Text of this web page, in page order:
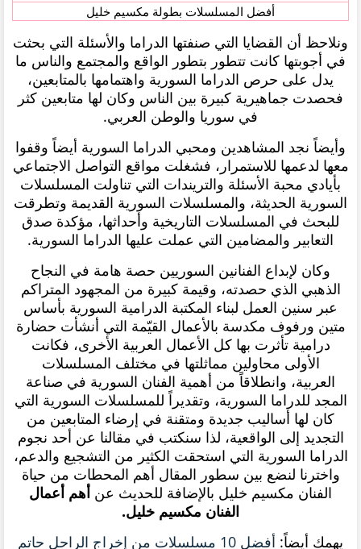
أفضل المسلسلات بطولة مكسيم خليل
ونلاحظ أن القضايا التي صنفتها الدراما والأسئلة التي بحثت
في أجوبتها كانت تتطور بتطور الواقع والمجتمع والناس ما
يدل على حرص الدراما السورية واهتمامها بالمتابعين،
فحصدت جماهيرية كبيرة بين الناس وكان لها متابعين كثر
في سوريا والوطن العربي.
وأيضاً نجد المشاهدين ومحبي الدراما السورية أيضاً وقفوا
معها لدعمها للاستمرار، فشغلت مواقع التواصل الاجتماعي
بأيادي محبة الأسئلة والتريندات التي تناولت المسلسلات
السورية الحديثة، والمسلسلات السورية القديمة وتطرقت
للبحث في المسلسلات التاريخية وأحداثها، مؤكدة صدق
التعابير والمضامين التي عملت عليها الدراما السورية.
وكان لإبداع الفنانين السوريين حصة هامة في النجاح
الذهبي الذي حصدته، وقيمة كبيرة من المجهود المتراكم
عبر سنين العمل لبناء المكتبة الدرامية السورية بأساس
متين ورفوف مكدسة بالأعمال القيّمة التي أنشأت حضارة
درامية تأثرت بها كل الأعمال العربية الأخرى، فكانت
الأولى محاولين مماثلتها في مختلف المسلسلات
العربية، وانطلاقاً من أهمية الفنان السورية في صناعة
المجد للدراما السورية، وتقديراً للمسلسلات السورية التي
كان لها أساليب جديدة ومتقنة في إرضاء المتابعين من
التجديد إلى الواقعية، لذا سنكتب في مقالنا عن أحد نجوم
الدراما السورية التي استحقت الكثير من التشجيع والدعم،
واخترنا لنضع بين سطور المقال أهم المحطات من حياة
الفنان مكسيم خليل بالإضافة للحديث عن أهم أعمال
الفنان مكسيم خليل.
يهمك أيضاً:
أفضل 10 مسلسلات من إخراج الراحل حاتم